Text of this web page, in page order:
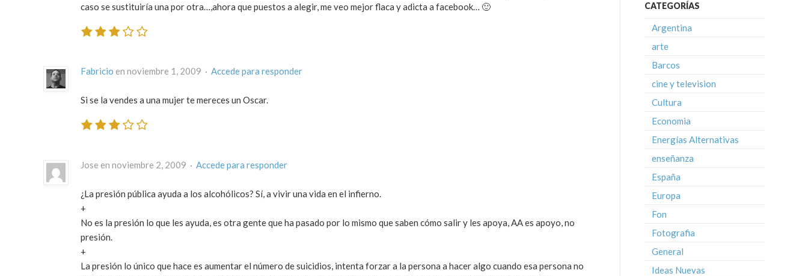
caso se sustituiría una por otra…,ahora que puestos a alegir, me veo mejor flaca y adicta a facebook… 🙂
Fabricio en noviembre 1, 2009 · Accede para responder
Si se la vendes a una mujer te mereces un Oscar.
Jose en noviembre 2, 2009 · Accede para responder
¿La presión pública ayuda a los alcohólicos? Sí, a vivir una vida en el infierno.
+
No es la presión lo que les ayuda, es otra gente que ha pasado por lo mismo que saben cómo salir y les apoya, AA es apoyo, no
presión.
+
La presión lo único que hace es aumentar el número de suicidios, intenta forzar a la persona a hacer algo cuando esa persona no
CATEGORÍAS
Argentina
arte
Barcos
cine y television
Cultura
Economia
Energías Alternativas
enseñanza
España
Europa
Fon
Fotografia
General
Ideas Nuevas